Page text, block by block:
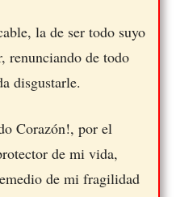
la de ser todo suyo
renunciando de todo
disgustarle.
Corazón!, por el
de mi vida,
de mi fragilidad